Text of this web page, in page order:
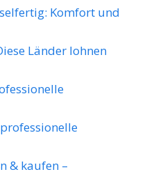
Komfort und
Länder lohnen
& kaufen –